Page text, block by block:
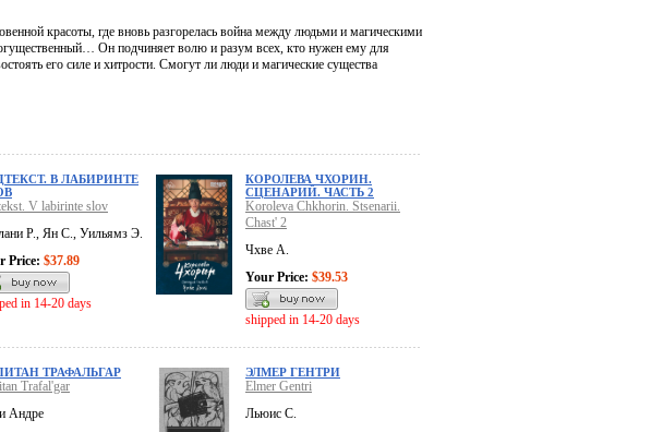
красоты, где вновь разгорелась война между людьми и магическими
Он подчиняет волю и разум всех, кто нужен ему для
его силе и хитрости. Смогут ли люди и магические существа
В ЛАБИРИНТЕ
V labirinte slov
Р., Ян С., Уильямз Э.
Price: $37.89
in 14-20 days
КОРОЛЕВА ЧХОРИН.
СЦЕНАРИЙ. ЧАСТЬ 2
Koroleva Chkhorin. Stsenarii.
Chast' 2
Чхве А.
Your Price: $39.53
shipped in 14-20 days
ТРАФАЛЬГАР
Trafal'gar
Андре
ЭЛМЕР ГЕНТРИ
Elmer Gentri
Льюис С.